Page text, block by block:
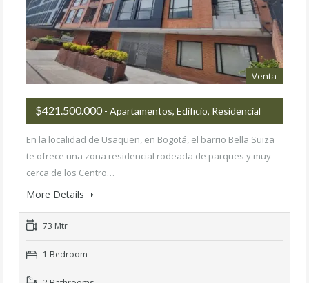
Venta
$421.500.000- Apartamentos, Edificio, Residencial
En la localidad de Usaquen, en Bogotá, el barrio Bella Suiza
te ofrece una zona residencial rodeada de parques y muy
cerca de los Centro…
More Details
73 Mtr
1 Bedroom